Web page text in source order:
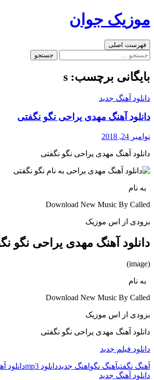
به
موزیک جوان
جست‌وجو
فهرست اصلی
جستجو
بایگانی برچسب: s
دانلود آهنگ جدید
دانلود آهنگ مهدی یراحی نگو نگفتی
نوامبر 24, 2018
دانلود آهنگ مهدی یراحی نگو نگفتی
به نام
Download New Music By Called
بزودی از اس موزیک
دانلود آهنگ مهدی یراحی نگو
(image)
به نام
Download New Music By Called
بزودی از اس موزیک
دانلود آهنگ مهدی یراحی نگو نگفتی
دانلود فیلم جدید
آهنگ نگفتیآهنگ نگو اهنگ جدیددانلود mp3 دانلود
دانلود آهنگ جدید